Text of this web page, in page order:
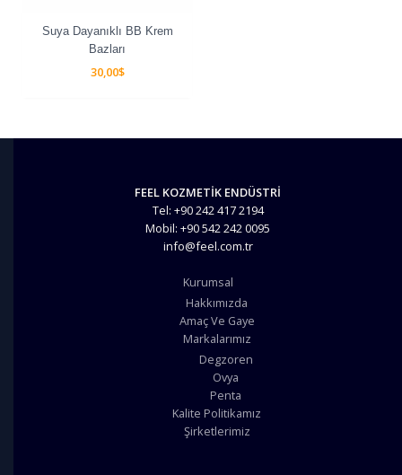
Suya Dayanıklı BB Krem
Bazları
30,00$
FEEL KOZMETİK ENDÜSTRİ
Tel: +90 242 417 2194
Mobil: +90 542 242 0095
info@feel.com.tr
Kurumsal
Hakkımızda
Amaç Ve Gaye
Markalarımız
Degzoren
Ovya
Penta
Kalite Politikamız
Şirketlerimiz